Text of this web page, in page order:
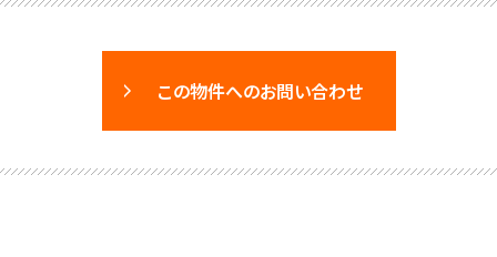
この物件へのお問い合わせ